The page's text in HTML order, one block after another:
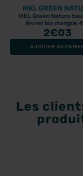
MKL GREEN
MKL Green Nature baume à
lèvres bio mangue
2€03
AJOUTER AU
Les